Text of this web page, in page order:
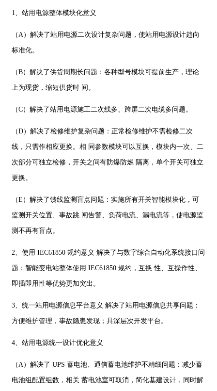
1、站用电源整体模块化意义
（A）解决了站用电源二次设计复杂问题，使站用电源设计趋向
标准化。
（B）解决了供货周期长问题：各种型号模块可提前生产，理论
上为现货，缩短供货时 间。
（C）解决了站用电源施工二次线多、跨屏二次电缆多问题。
（D）解决了检修维护复杂问题：正常检修维护不需检修二次
线，只需作相应更换。相 同参数模块可以互换，模块内一次、二
次部分可独立检修，开关之间有防爆防燃 隔离，单个开关可独立
更换。
（E）解决了馈线监测盲点问题：实施所有开关智能模块化，可
监测开关位置、事故跳 闸告警、负荷电流、漏电流等，使电源监
测不再有盲点。
2、使用 IEC61850 规约意义 解决了与数字综合自动化系统接口问
题：智能变电站整体使用 IEC61850 规约，互换性、互操作性、
即插即用性等优势更加突出。
3、统一站用电源信息平台意义 解决了站用电源信息共享问题：
方便维护管理，事故隐患发现；具深层次开发平台。
4、站用电源统一设计优化意义
（A）解决了 UPS 蓄电池、通信蓄电池维护不精细问题：减少蓄
电池组配置组数，相关 蓄电池室可取消，简化基建设计，同时解